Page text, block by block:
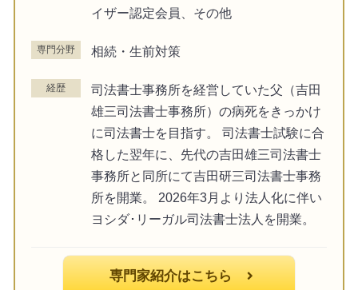
イザー認定会員、その他
専門分野 相続・生前対策
経歴
司法書士事務所を経営していた父（吉田
雄三司法書士事務所）の病死をきっかけ
に司法書士を目指す。 司法書士試験に合
格した翌年に、先代の吉田雄三司法書士
事務所と同所にて吉田研三司法書士事務
所を開業。 2026年3月より法人化に伴い
ヨシダ･リーガル司法書士法人を開業。
専門家紹介はこちら